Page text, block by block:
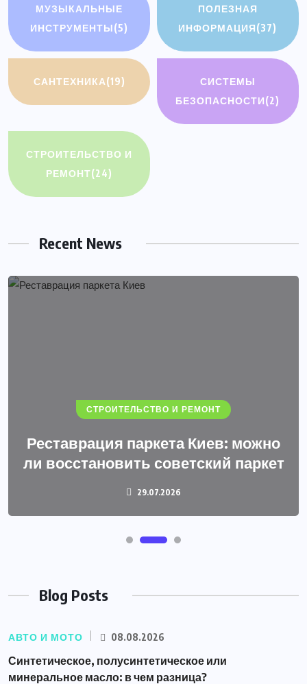
МУЗЫКАЛЬНЫЕ
ИНСТРУМЕНТЫ(5)
ПОЛЕЗНАЯ
ИНФОРМАЦИЯ(37)
САНТЕХНИКА(19)
СИСТЕМЫ
БЕЗОПАСНОСТИ(2)
СТРОИТЕЛЬСТВО И
РЕМОНТ(24)
Recent News
СТРОИТЕЛЬСТВО И РЕМОНТ
Реставрация паркета Киев: можно
ли восстановить советский паркет
29.07.2026
Blog Posts
АВТО И МОТО 08.08.2026
Синтетическое, полусинтетическое или
минеральное масло: в чем разница?